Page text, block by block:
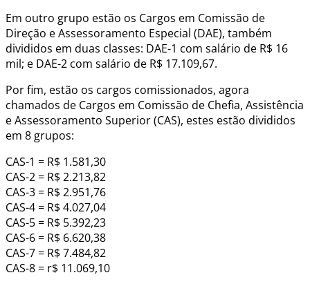
Em outro grupo estão os Cargos em Comissão de
Direção e Assessoramento Especial (DAE), também
divididos em duas classes: DAE-1 com salário de R$ 16
mil; e DAE-2 com salário de R$ 17.109,67.
Por fim, estão os cargos comissionados, agora
chamados de Cargos em Comissão de Chefia, Assistência
e Assessoramento Superior (CAS), estes estão divididos
em 8 grupos:
CAS-1 = R$ 1.581,30
CAS-2 = R$ 2.213,82
CAS-3 = R$ 2.951,76
CAS-4 = R$ 4.027,04
CAS-5 = R$ 5.392,23
CAS-6 = R$ 6.620,38
CAS-7 = R$ 7.484,82
CAS-8 = r$ 11.069,10